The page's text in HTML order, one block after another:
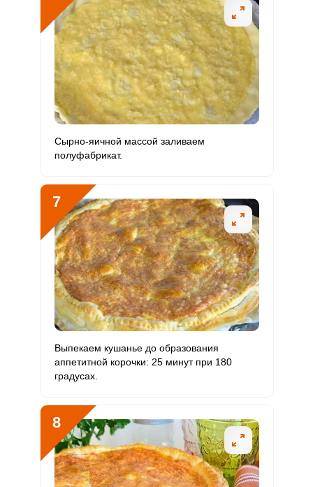
Сырно-яичной массой заливаем
полуфабрикат.
7
Выпекаем кушанье до образования
аппетитной корочки: 25 минут при 180
градусах.
8